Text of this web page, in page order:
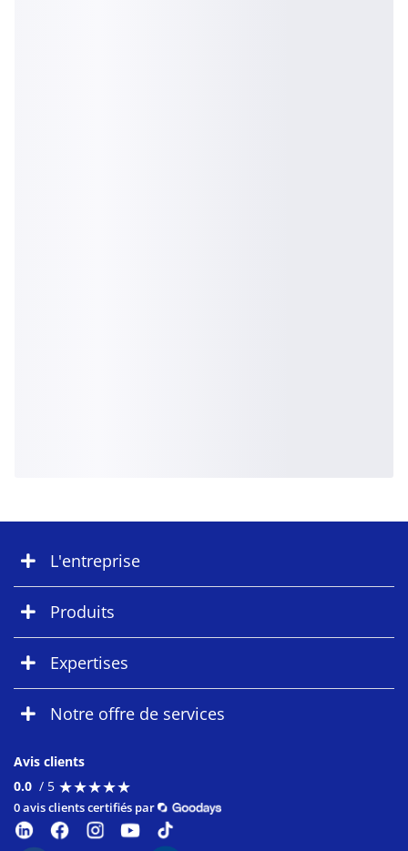
L'entreprise
Produits
Expertises
Notre offre de services
Avis clients
0.0 / 5 ★★★★★
★★★★★
0 avis clients certifiés par